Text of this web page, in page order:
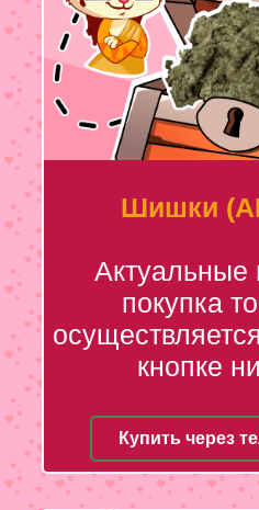
Шишки
Актуальные
покупка
кнопке
Купить через